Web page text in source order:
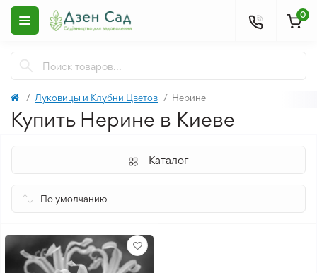
0
Луковицы и Клубни Цветов Нерине
Купить Нерине в Киеве
Каталог